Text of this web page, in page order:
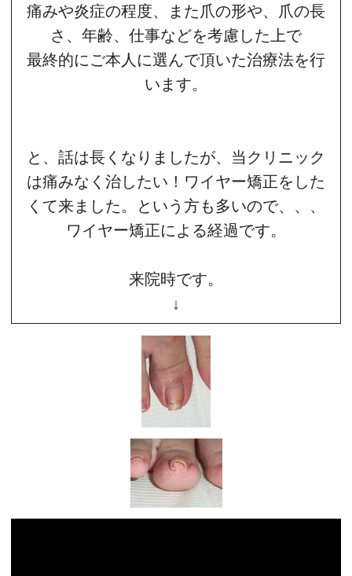
痛みや炎症の程度、また爪の形や、爪の長
さ、年齢、仕事などを考慮した上で
最終的にご本人に選んで頂いた治療法を行
います。
と、話は長くなりましたが、当クリニック
は痛みなく治したい！ワイヤー矯正をした
くて来ました。という方も多いので、、、
ワイヤー矯正による経過です。
来院時です。
↓